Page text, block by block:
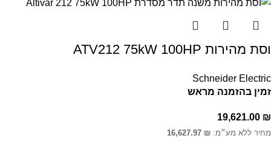
וסת מהירות ATV212 75kW 100HP
Schneider Electric
זמין בהזמנה מראש
19,621.00 ₪
מחיר ללא מע״מ: 16,627.97 ₪